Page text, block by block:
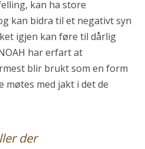
kan ha store
kan bidra til et negativt syn
igjen kan føre til dårlig
har erfart at
blir brukt som en form
møtes med jakt i det de
der